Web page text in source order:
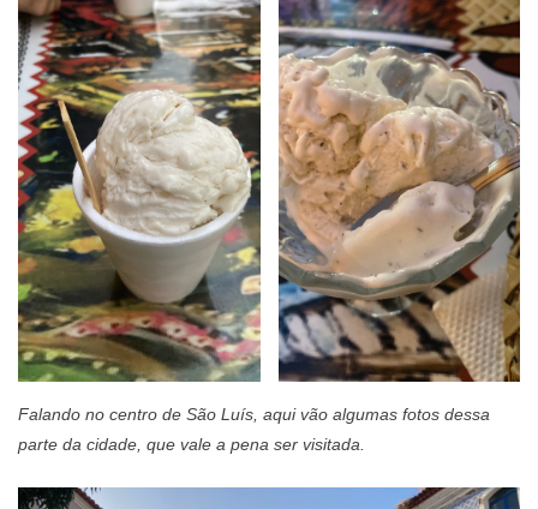
Falando no centro de São Luís, aqui vão algumas fotos dessa
parte da cidade, que vale a pena ser visitada.